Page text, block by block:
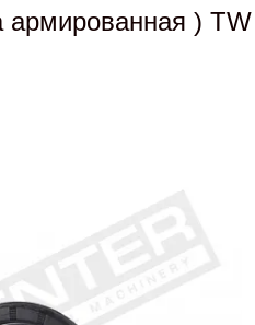
)